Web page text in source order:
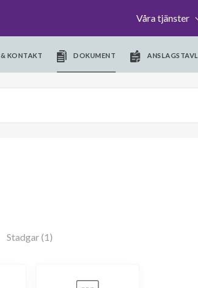
Våra tjänster
& KONTAKT DOKUMENT
Stadgar (1)